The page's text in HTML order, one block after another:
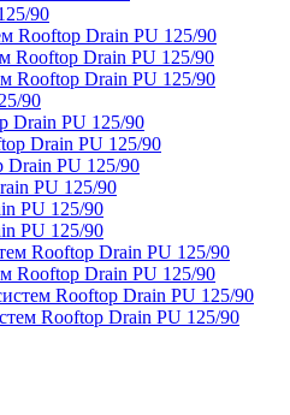
90
Rooftop Drain PU 125/90
Rooftop Drain PU 125/90
Rooftop Drain PU 125/90
90
Drain PU 125/90
Drain PU 125/90
Drain PU 125/90
PU 125/90
PU 125/90
PU 125/90
Rooftop Drain PU 125/90
Rooftop Drain PU 125/90
Rooftop Drain PU 125/90
Rooftop Drain PU 125/90